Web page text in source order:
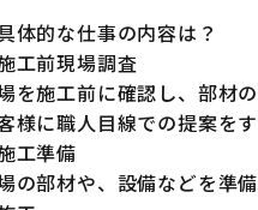
体的な仕事の内容は？
工前現場調査
を施工前に確認し、部材
様に職人目線での提案を
工準備
の部材や、設備などを準